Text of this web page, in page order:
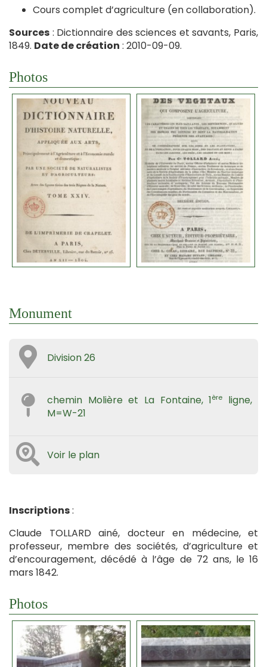
Cours complet d’agriculture (en collaboration).
Sources : Dictionnaire des sciences et savants, Paris,
1849. Date de création : 2010-09-09.
Photos
Monument
Division 26
chemin Molière et La Fontaine, 1ère
ligne,
M=W-21
Voir le plan
Inscriptions:
Claude TOLLARD ainé, docteur en médecine, et
professeur, membre des sociétés, d’agriculture et
d’encouragement, décédé à l’âge de 72 ans, le 16
mars 1842.
Photos